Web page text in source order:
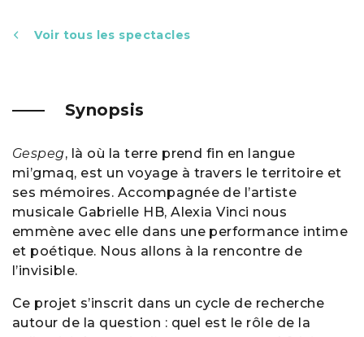
Voir tous les spectacles
Synopsis
Gespeg, là où la terre prend fin en langue
mi’gmaq, est un voyage à travers le territoire et
ses mémoires. Accompagnée de l’artiste
musicale Gabrielle HB, Alexia Vinci nous
emmène avec elle dans une performance intime
et poétique. Nous allons à la rencontre de
l’invisible.
Ce projet s’inscrit dans un cycle de recherche
autour de la question : quel est le rôle de la